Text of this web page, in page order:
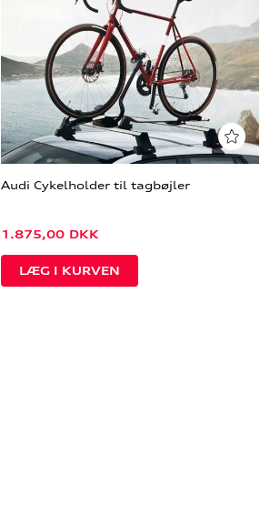
Audi Cykelholder til tagbøjler
1.875,00 DKK